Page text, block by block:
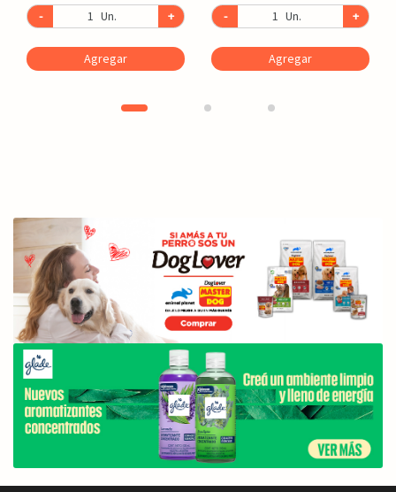
- Un. +
Agregar
- Un. +
Agregar